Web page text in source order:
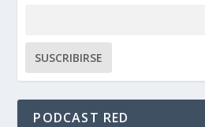
PODCAST RED